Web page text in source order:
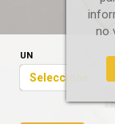
no
UN
Seleccione...